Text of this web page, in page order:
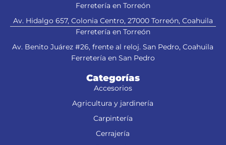
Ferretería en Torreón
Av. Hidalgo 657, Colonia Centro, 27000 Torreón, Coahuila
Ferretería en Torreón
Av. Benito Juárez #26, frente al reloj. San Pedro, Coahuila
Ferretería en San Pedro
Categorías
Accesorios
Agricultura y jardinería
Carpintería
Cerrajería